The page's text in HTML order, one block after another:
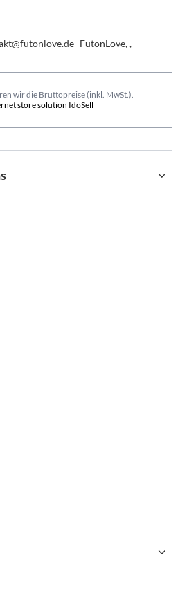
FutonLove,,
wir die Bruttopreise (inkl. MwSt.).